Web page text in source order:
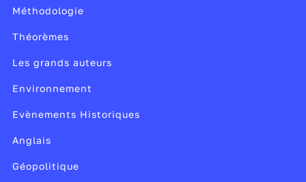
Méthodologie
Théorèmes
Les grands auteurs
Environnement
Evènements Historiques
Anglais
Géopolitique